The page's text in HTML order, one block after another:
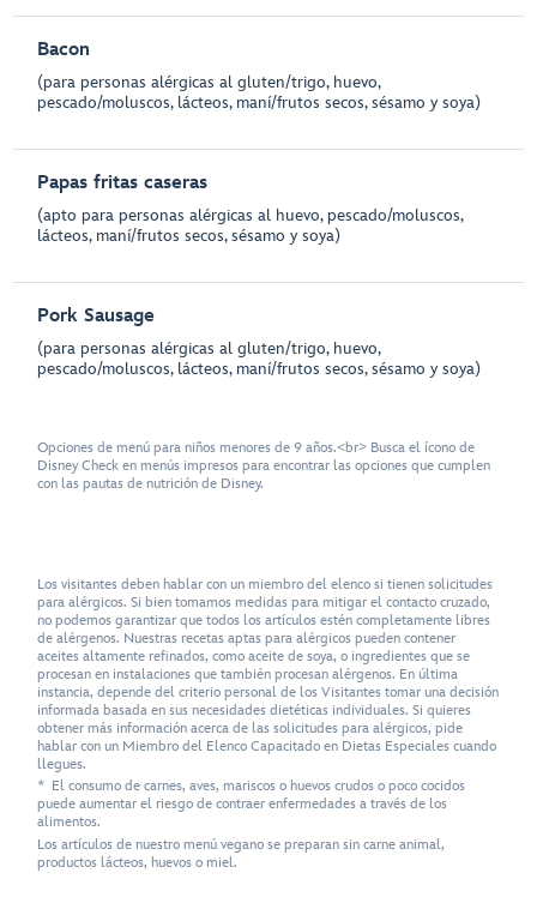
Bacon
(para personas alérgicas al gluten/trigo, huevo,
pescado/moluscos, lácteos, maní/frutos secos, sésamo y soya)
Papas fritas caseras
(apto para personas alérgicas al huevo, pescado/moluscos,
lácteos, maní/frutos secos, sésamo y soya)
Pork Sausage
(para personas alérgicas al gluten/trigo, huevo,
pescado/moluscos, lácteos, maní/frutos secos, sésamo y soya)
Opciones de menú para niños menores de 9 años.<br> Busca el ícono de
Disney Check en menús impresos para encontrar las opciones que cumplen
con las pautas de nutrición de Disney.
Los visitantes deben hablar con un miembro del elenco si tienen solicitudes
para alérgicos. Si bien tomamos medidas para mitigar el contacto cruzado,
no podemos garantizar que todos los artículos estén completamente libres
de alérgenos. Nuestras recetas aptas para alérgicos pueden contener
aceites altamente refinados, como aceite de soya, o ingredientes que se
procesan en instalaciones que también procesan alérgenos. En última
instancia, depende del criterio personal de los Visitantes tomar una decisión
informada basada en sus necesidades dietéticas individuales. Si quieres
obtener más información acerca de las solicitudes para alérgicos, pide
hablar con un Miembro del Elenco Capacitado en Dietas Especiales cuando
llegues.
* El consumo de carnes, aves, mariscos o huevos crudos o poco cocidos
puede aumentar el riesgo de contraer enfermedades a través de los
alimentos.
Los artículos de nuestro menú vegano se preparan sin carne animal,
productos lácteos, huevos o miel.